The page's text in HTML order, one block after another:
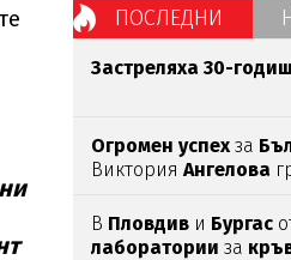
ПОСЛЕДНИ
Застреляха 30-
Огромен успехза
Виктория Ангелова
В Пловдив и Бургас
лаборатории за